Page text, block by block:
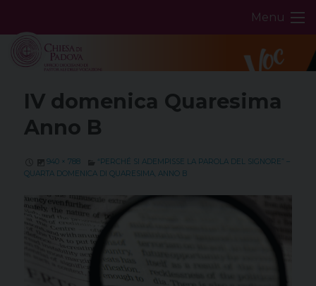
content
Menu
IV domenica Quaresima
Anno B
940 × 788
“PERCHÉ SI ADEMPISSE LA PAROLA DEL SIGNORE” –
QUARTA DOMENICA DI QUARESIMA, ANNO B